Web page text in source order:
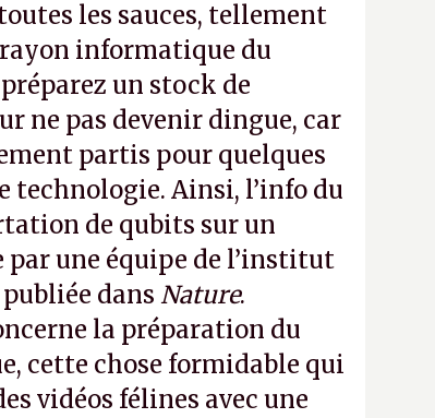
les sauces, tellement
informatique du
un stock de
ne pas devenir dingue, car
partis pour quelques
technologie. Ainsi, l’info du
de qubits sur un
une équipe de l’institut
dans Nature.
la préparation du
cette chose formidable qui
vidéos félines avec une